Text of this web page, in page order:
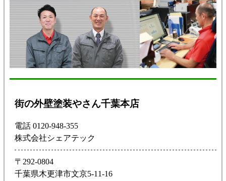
街の外壁塗装やさん千葉本店
電話 0120-948-355
株式会社シェアテック
〒292-0804
千葉県木更津市文京5-11-16